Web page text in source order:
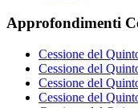
Approfondimenti
Cessione del
Cessione del
Cessione del
Cessione del